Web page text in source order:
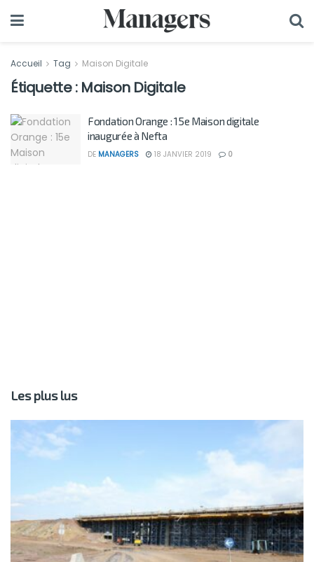
Accueil Tag Maison Digitale
Étiquette : Maison Digitale
Fondation Orange : 15e Maison digitale
inaugurée à Nefta
DE MANAGERS 18 JANVIER 2019 0
Les plus lus